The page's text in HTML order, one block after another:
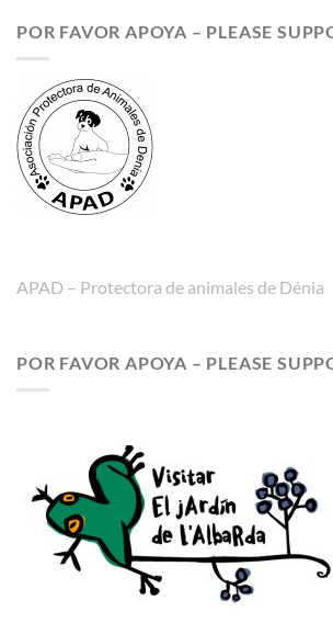
POR FAVOR APOYA – PLEASE
APAD – Protectora de animales de Dénia
POR FAVOR APOYA – PLEASE